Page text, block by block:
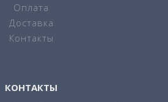
Оплата
Доставка
Контакты
КОНТАКТЫ